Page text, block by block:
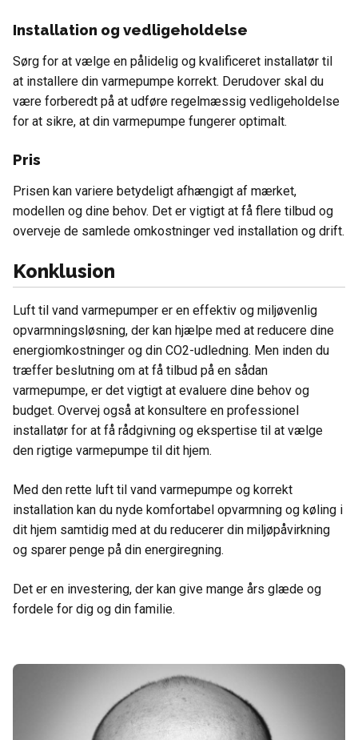
Installation og vedligeholdelse
Sørg for at vælge en pålidelig og kvalificeret installatør til
at installere din varmepumpe korrekt. Derudover skal du
være forberedt på at udføre regelmæssig vedligeholdelse
for at sikre, at din varmepumpe fungerer optimalt.
Pris
Prisen kan variere betydeligt afhængigt af mærket,
modellen og dine behov. Det er vigtigt at få flere tilbud og
overveje de samlede omkostninger ved installation og drift.
Konklusion
Luft til vand varmepumper er en effektiv og miljøvenlig
opvarmningsløsning, der kan hjælpe med at reducere dine
energiomkostninger og din CO2-udledning. Men inden du
træffer beslutning om at få tilbud på en sådan
varmepumpe, er det vigtigt at evaluere dine behov og
budget. Overvej også at konsultere en professionel
installatør for at få rådgivning og ekspertise til at vælge
den rigtige varmepumpe til dit hjem.
Med den rette luft til vand varmepumpe og korrekt
installation kan du nyde komfortabel opvarmning og køling i
dit hjem samtidig med at du reducerer din miljøpåvirkning
og sparer penge på din energiregning.
Det er en investering, der kan give mange års glæde og
fordele for dig og din familie.